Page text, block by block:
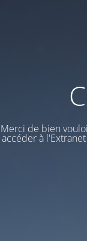
Merci de bien
accéder à l'Extranet